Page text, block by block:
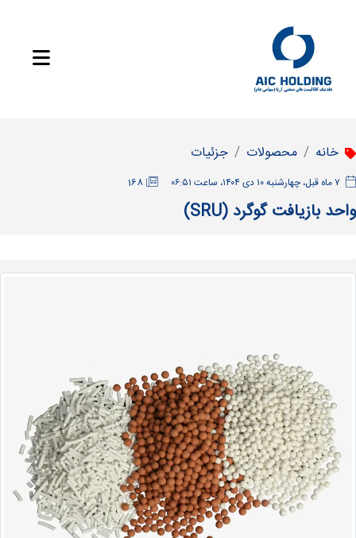
خانه محصولات جزئیات
168
واحد بازیافت گوگرد (SRU)